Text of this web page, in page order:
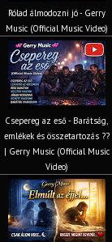
Rólad álmodozni jó - Gerry
Music (Official Music Video)
Csepereg az eső - Barátság,
emlékek és összetartozás ?️?
| Gerry Music (Official Music
Video)